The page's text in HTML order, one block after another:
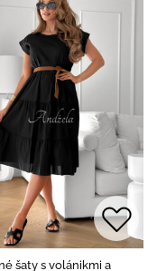
šaty s volánikmi a